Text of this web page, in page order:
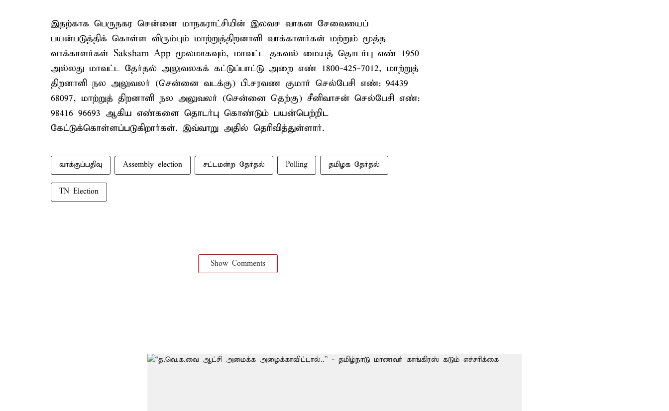
இதற்காக பெருநகர சென்னை மாநகராட்சியின் இலவச வாகன சேவையைப்
பயன்படுத்திக் கொள்ள விரும்பும் மாற்றுத்திறனாளி வாக்காளர்கள் மற்றும் மூத்த
வாக்காளர்கள் Saksham App மூலமாகவும், மாவட்ட தகவல் மையத் தொடர்பு எண் 1950
அல்லது மாவட்ட தேர்தல் அலுவலகக் கட்டுப்பாட்டு அறை எண் 1800-425-7012, மாற்றுத்
திறனாளி நல அலுவலர் (சென்னை வடக்கு) பி.சரவண குமார் செல்பேசி எண்: 94439
68097, மாற்றுத் திறனாளி நல அலுவலர் (சென்னை தெற்கு) சீனிவாசன் செல்பேசி எண்:
98416 96693 ஆகிய எண்களை தொடர்பு கொண்டும் பயன்பெற்றிட
கேட்டுக்கொள்ளப்படுகிறார்கள். இவ்வாறு அதில் தெரிவித்துள்ளார்.
வாக்குப்பதிவு Assembly election சட்டமன்ற தேர்தல் Polling தமிழக தேர்தல்
TN Election
Show Comments